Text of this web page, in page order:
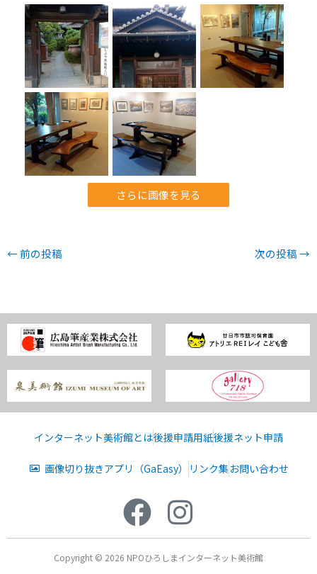
さらに画像を見る
← 前の投稿 次の投稿→
インターネット美術館とは後援申請用紙後援ネット申請
画像切り抜きアプリ（GaEasy） リンク集 お問い合わせ
Copyright © 2026 NPOひろしまインターネット美術館